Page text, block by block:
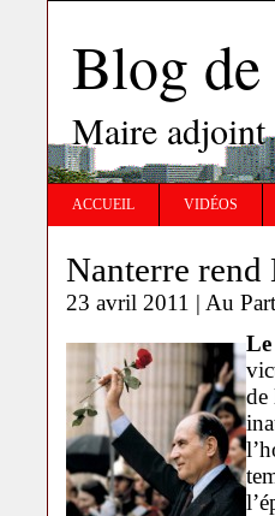
Blog
Maire adjoint
ACCUEIL VIDÉOS
Nanterre
23 avril 2011 | Au
Le
de